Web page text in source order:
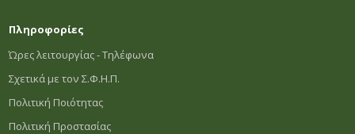
Πληροφορίες
Ώρες λειτουργίας - Τηλέφωνα
Σχετικά με τον Σ.Φ.Η.Π.
Πολιτική Ποιότητας
Πολιτική Προστασίας